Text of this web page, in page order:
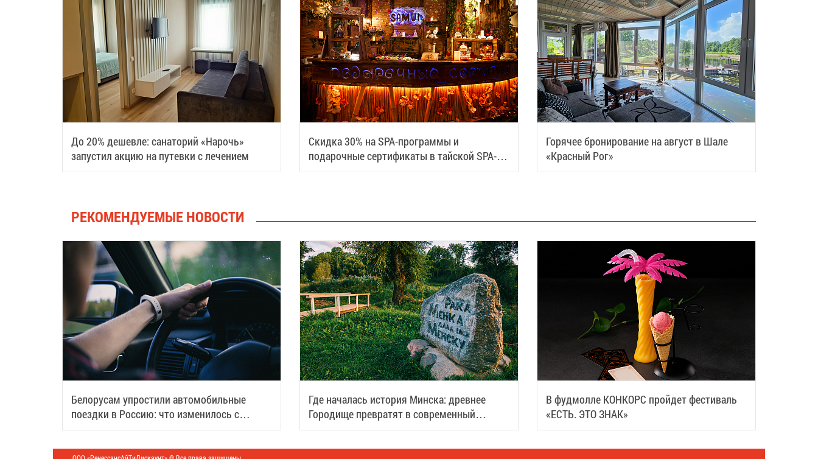
До 20% дешевле: санаторий «Нарочь»
запустил акцию на путевки с лечением
Скидка 30% на SPA-программы и
подарочные сертификаты в тайской SPA-
деревне Samui
Горячее бронирование на август в Шале
«Красный Рог»
РЕКОМЕНДУЕМЫЕ НОВОСТИ
Белорусам упростили автомобильные
поездки в Россию: что изменилось с
августа
Где началась история Минска: древнее
Городище превратят в современный
туристический центр
В фудмолле КОНКОРС пройдет фестиваль
«ЕСТЬ. ЭТО ЗНАК»